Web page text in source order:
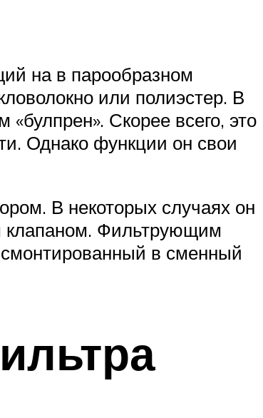
на в парообразном
или полиэстер. В
Скорее всего, это
Однако функции он свои
В некоторых случаях он
клапаном. Фильтрующим
в сменный